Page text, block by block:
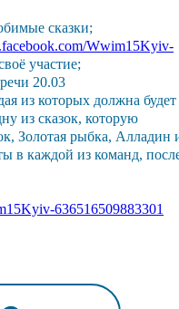
сказки;
Wwim15Kyiv-
участие;
20.03
из которых должна будет
из сказок, которую
Золотая рыбка, Алладин
в каждой из команд,
636516509883301